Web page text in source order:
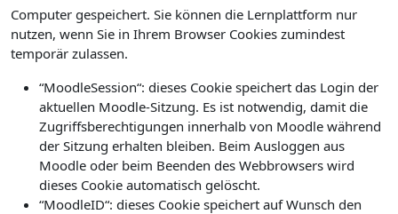
Computer gespeichert. Sie können die Lernplattform nur
nutzen, wenn Sie in Ihrem Browser Cookies zumindest
temporär zulassen.
“MoodleSession“: dieses Cookie speichert das Login der
aktuellen Moodle-Sitzung. Es ist notwendig, damit die
Zugriffsberechtigungen innerhalb von Moodle während
der Sitzung erhalten bleiben. Beim Ausloggen aus
Moodle oder beim Beenden des Webbrowsers wird
dieses Cookie automatisch gelöscht.
“MoodleID“: dieses Cookie speichert auf Wunsch den